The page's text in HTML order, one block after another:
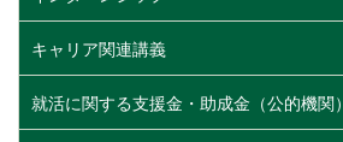
キャリア関連講義
就活に関する支援金・助成金（公的機関）